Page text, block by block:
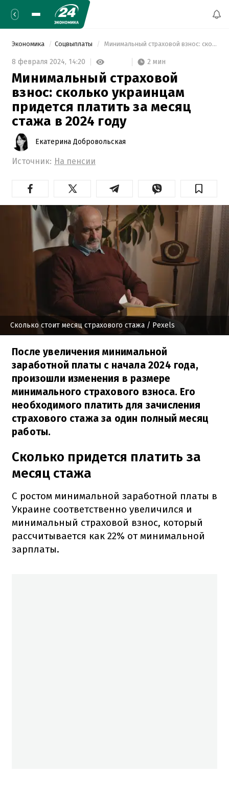
Экономика Соцвыплаты Минимальный страховой взнос: сколько украинцам придется платить за месяц стажа в 2024 году
8 февраля 2024, 14:20 2 мин
Минимальный страховой
взнос: сколько украинцам
придется платить за месяц
стажа в 2024 году
Екатерина Добровольская
Источник: На пенсии
Сколько стоит месяц страхового стажа / Pexels
После увеличения минимальной
заработной платы с начала 2024 года,
произошли изменения в размере
минимального страхового взноса. Его
необходимого платить для зачисления
страхового стажа за один полный месяц
работы.
Сколько придется платить за
месяц стажа
С ростом минимальной заработной платы в
Украине соответственно увеличился и
минимальный страховой взнос, который
рассчитывается как 22% от минимальной
зарплаты.